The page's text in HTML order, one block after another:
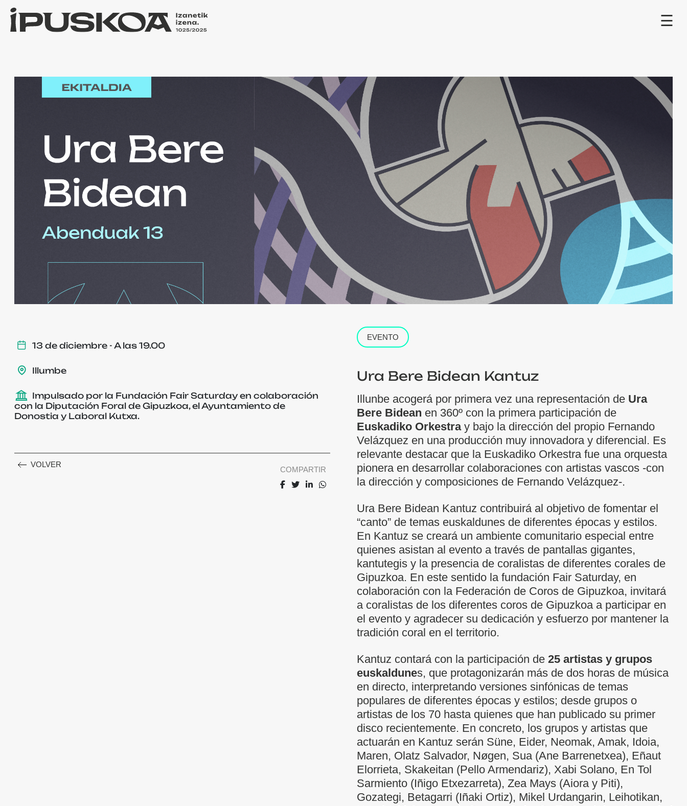
13 de diciembre - A las 19.00
Illumbe
Impulsado por la Fundación Fair Saturday en colaboración
con la Diputación Foral de Gipuzkoa, el Ayuntamiento de
Donostia y Laboral Kutxa.
VOLVER
COMPARTIR
EVENTO
Ura Bere Bidean Kantuz
Illunbe acogerá por primera vez una representación de Ura
Bere Bidean en 360º con la primera participación de
Euskadiko Orkestray bajo la dirección del propio Fernando
Velázquez en una producción muy innovadora y diferencial. Es
relevante destacar que la Euskadiko Orkestra fue una orquesta
pionera en desarrollar colaboraciones con artistas vascos -con
la dirección y composiciones de Fernando Velázquez-.
Ura Bere Bidean Kantuz contribuirá al objetivo de fomentar el
“canto” de temas euskaldunes de diferentes épocas y estilos.
En Kantuz se creará un ambiente comunitario especial entre
quienes asistan al evento a través de pantallas gigantes,
kantutegis y la presencia de coralistas de diferentes corales de
Gipuzkoa. En este sentido la fundación Fair Saturday, en
colaboración con la Federación de Coros de Gipuzkoa, invitará
a coralistas de los diferentes coros de Gipuzkoa a participar en
el evento y agradecer su dedicación y esfuerzo por mantener la
tradición coral en el territorio.
Kantuz contará con la participación de 25 artistas y grupos
euskaldunes, que protagonizarán más de dos horas de música
en directo, interpretando versiones sinfónicas de temas
populares de diferentes épocas y estilos; desde grupos o
artistas de los 70 hasta quienes que han publicado su primer
disco recientemente. En concreto, los grupos y artistas que
actuarán en Kantuz serán Süne, Eider, Neomak, Amak, Idoia,
Maren, Olatz Salvador, Nøgen, Sua (Ane Barrenetxea), Eñaut
Elorrieta, Skakeitan (Pello Armendariz), Xabi Solano, En Tol
Sarmiento (Iñigo Etxezarreta), Zea Mays (Aiora y Piti),
Gozategi, Betagarri (Iñaki Ortiz), Mikel Urdangarin, Leihotikan,